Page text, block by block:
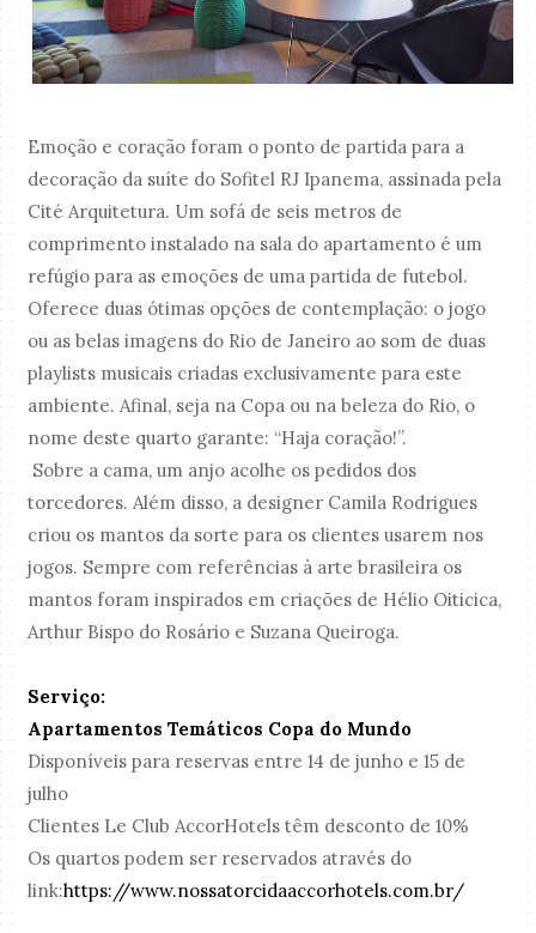
Emoção e coração foram o ponto de partida para a
decoração da suíte do Sofitel RJ Ipanema, assinada pela
Cité Arquitetura. Um sofá de seis metros de
comprimento instalado na sala do apartamento é um
refúgio para as emoções de uma partida de futebol.
Oferece duas ótimas opções de contemplação: o jogo
ou as belas imagens do Rio de Janeiro ao som de duas
playlists musicais criadas exclusivamente para este
ambiente. Afinal, seja na Copa ou na beleza do Rio, o
nome deste quarto garante: “Haja coração!”.
Sobre a cama, um anjo acolhe os pedidos dos
torcedores. Além disso, a designer Camila Rodrigues
criou os mantos da sorte para os clientes usarem nos
jogos. Sempre com referências à arte brasileira os
mantos foram inspirados em criações de Hélio Oiticica,
Arthur Bispo do Rosário e Suzana Queiroga.
Serviço:
Apartamentos Temáticos Copa do Mundo
Disponíveis para reservas entre 14 de junho e 15 de
julho
Clientes Le Club AccorHotels têm desconto de 10%
Os quartos podem ser reservados através do
link:https://www.nossatorcidaaccorhotels.com.br/